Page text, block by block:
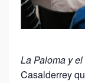
La Paloma y
Casalderrey